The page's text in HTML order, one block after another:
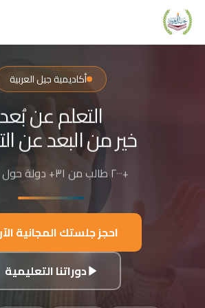
أكاديمية جيل العربية – Jeel Alarabiya Academy
أكاديمية جيل العربية هي منصة تعليمية عبر الإنترنت تأسست عام 2023، متخصصة في تعليم اللغة العربية وتجويد القرآن الكريم والتربية
ما الذي تقدمه الأكاديمية؟
تعليم اللغة العربية للناطقين بها وغير الناطقين
تجويد وحفظ القرآن الكريم مع إجازات معتمدة
الدراسات الإسلامية والتربية الدينية
اللغة الإنجليزية والفرنسية
البرمجة وعلم الفلك والفنون
تفاصيل الدراسة
الفئات العمرية المستهدفة: من 4 سنوات حتى البالغين
شكل التعليم: مجموعات صغيرة 3-5 طلاب، أو حصص فردية
اللغات المستخدمة في التدريس: العربية، التركية،
الشريحة 2 من 4: التعلم عن بُعد خير من البعد عن التعليم
أكاديمية جيل العربية
التعلم عن بُعد
خير من البعد عن
+٢٠٠٠ طالب من ٣١+ دولة حول العالم
احجز جلستك المجانية
دوراتنا التعليمية